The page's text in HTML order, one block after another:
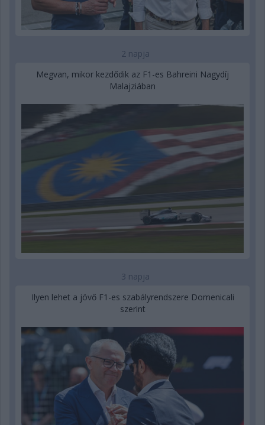
2 napja
Megvan, mikor kezdődik az F1-es Bahreini Nagydíj
Malajziában
3 napja
Ilyen lehet a jövő F1-es szabályrendszere Domenicali
szerint